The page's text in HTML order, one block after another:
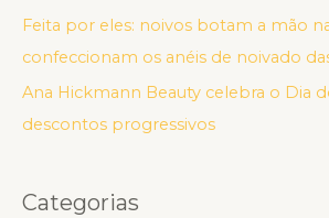
Feita por eles: noivos botam a mão
confeccionam os anéis de noivado
Ana Hickmann Beauty celebra o Dia
descontos progressivos
Categorias